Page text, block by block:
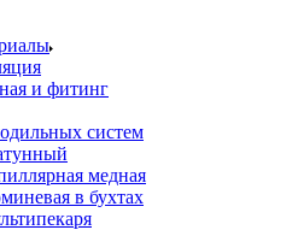
и фитинг
систем
медная
в бухтах